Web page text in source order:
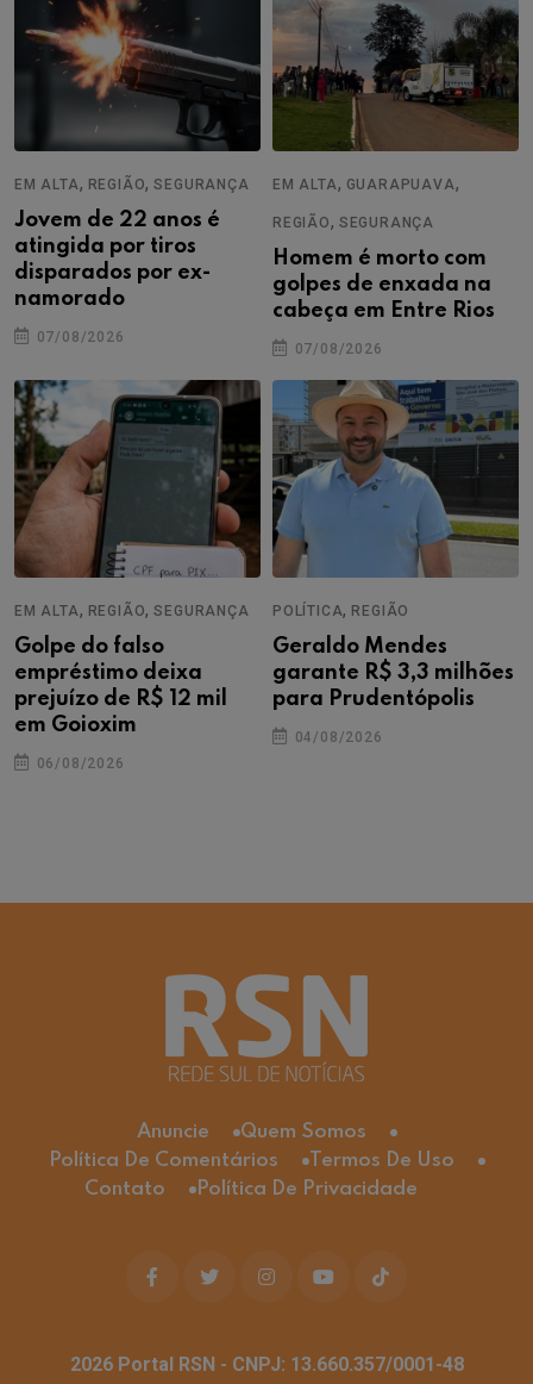
EM ALTA, REGIÃO,SEGURANÇA
Jovem de 22 anos é
atingida por tiros
disparados por ex-
namorado
07/08/2026
EM ALTA, GUARAPUAVA,
REGIÃO, SEGURANÇA
Homem é morto com
golpes de enxada na
cabeça em Entre Rios
07/08/2026
EM ALTA, REGIÃO,SEGURANÇA
Golpe do falso
empréstimo deixa
prejuízo de R$ 12 mil
em Goioxim
06/08/2026
POLÍTICA, REGIÃO
Geraldo Mendes
garante R$ 3,3 milhões
para Prudentópolis
04/08/2026
Anuncie
Quem Somos
Política De Comentários
Termos De Uso
Contato
Política De Privacidade
2026Portal RSN - CNPJ: 13.660.357/0001-48